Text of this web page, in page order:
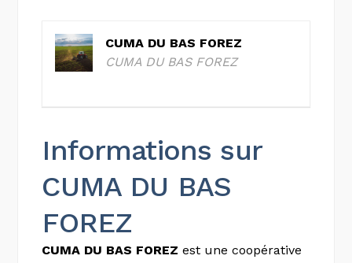
CUMA DU BAS FOREZ
CUMA DU BAS FOREZ
Informations sur
CUMA DU BAS
FOREZ
CUMA DU BAS FOREZ est une coopérative